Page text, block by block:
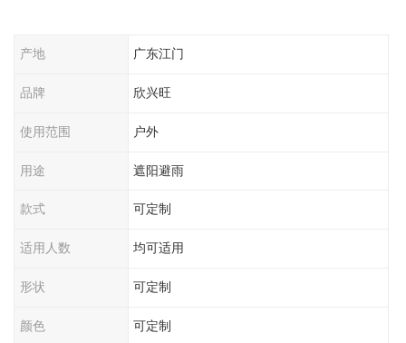
产地 广东江门
品牌 欣兴旺
使用范围 户外
用途 遮阳避雨
款式 可定制
适用人数 均可适用
形状 可定制
颜色 可定制